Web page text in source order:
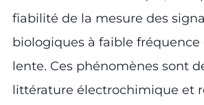
fiabilité de la mesure des
biologiques à faible fréquence
lente. Ces phénomènes sont
littérature électrochimique et